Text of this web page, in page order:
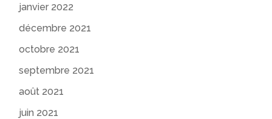
janvier 2022
décembre 2021
octobre 2021
septembre 2021
août 2021
juin 2021